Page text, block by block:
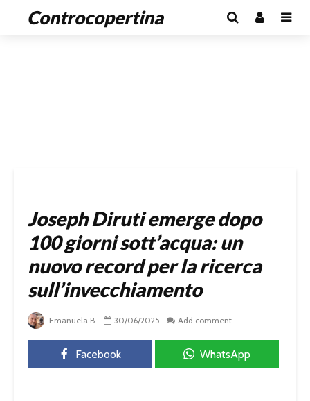
Controcopertina
Joseph Diruti emerge dopo
100 giorni sott’acqua: un
nuovo record per la ricerca
sull’invecchiamento
Emanuela B. 30/06/2025 Add comment
Facebook WhatsApp